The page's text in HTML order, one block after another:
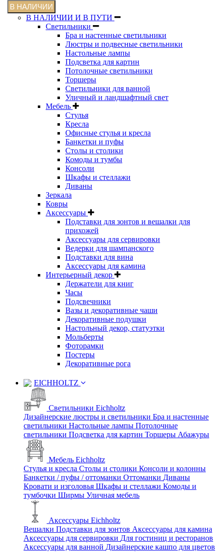
В НАЛИЧИИ
В НАЛИЧИИ И В ПУТИ
Светильники
Бра и настенные светильники
Люстры и подвесные светильники
Настольные лампы
Подсветка для картин
Потолочные светильники
Торшеры
Светильники для ванной
Уличный и ландшафтный свет
Мебель
Стулья
Кресла
Офисные стулья и кресла
Банкетки и пуфы
Столы и столики
Комоды и тумбы
Консоли
Шкафы и стеллажи
Диваны
Зеркала
Ковры
Аксессуары
Подставки для зонтов и вешалки для
прихожей
Аксессуары для сервировки
Ведерки для шампанского
Подставки для вина
Аксессуары для камина
Интерьерный декор
Держатели для книг
Часы
Подсвечники
Вазы и декоративные чаши
Декоративные подушки
Настольный декор, статуэтки
Мольберты
Фоторамки
Постеры
Декоративные рога
EICHHOLTZ
Светильники Eichholtz
Дизайнерские люстры и светильники Бра и настенные
светильники Настольные лампы Потолочные
светильники Подсветка для картин Торшеры Абажуры
Мебель Eichholtz
Стулья и кресла Столы и столики Консоли и колонны
Банкетки / пуфы / оттоманки Оттоманки Диваны
Кровати и изголовья Шкафы и стеллажи Комоды и
тумбочки Ширмы Уличная мебель
Аксессуары Eichholtz
Вешалки Подставки для зонтов Аксессуары для камина
Аксессуары для сервировки Для гостиниц и ресторанов
Аксессуары для ванной Дизайнерские кашпо для цветов